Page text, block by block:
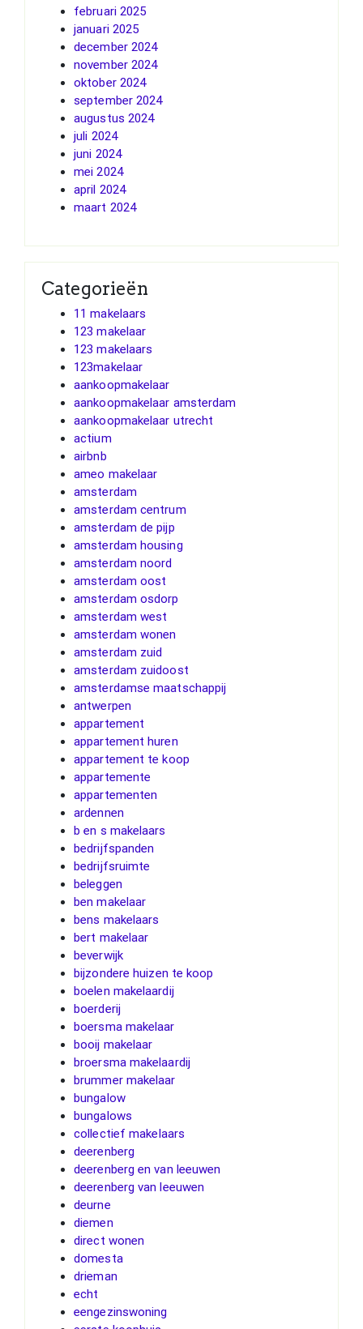
februari 2025
januari 2025
december 2024
november 2024
oktober 2024
september 2024
augustus 2024
juli 2024
juni 2024
mei 2024
april 2024
maart 2024
Categorieën
11 makelaars
123 makelaar
123 makelaars
123makelaar
aankoopmakelaar
aankoopmakelaar amsterdam
aankoopmakelaar utrecht
actium
airbnb
ameo makelaar
amsterdam
amsterdam centrum
amsterdam de pijp
amsterdam housing
amsterdam noord
amsterdam oost
amsterdam osdorp
amsterdam west
amsterdam wonen
amsterdam zuid
amsterdam zuidoost
amsterdamse maatschappij
antwerpen
appartement
appartement huren
appartement te koop
appartemente
appartementen
ardennen
b en s makelaars
bedrijfspanden
bedrijfsruimte
beleggen
ben makelaar
bens makelaars
bert makelaar
beverwijk
bijzondere huizen te koop
boelen makelaardij
boerderij
boersma makelaar
booij makelaar
broersma makelaardij
brummer makelaar
bungalow
bungalows
collectief makelaars
deerenberg
deerenberg en van leeuwen
deerenberg van leeuwen
deurne
diemen
direct wonen
domesta
drieman
echt
eengezinswoning